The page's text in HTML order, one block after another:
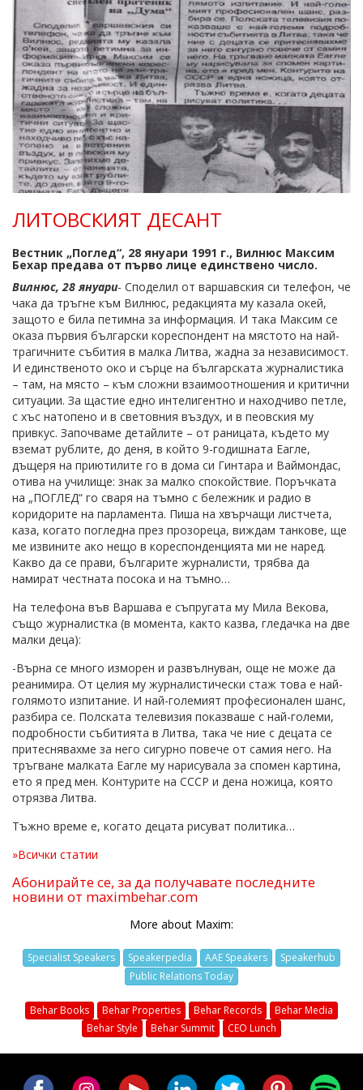
ЛИТОВСКИЯТ ДЕСАНТ
Вестник „Поглед“, 28 януари 1991 г., Вилнюс Максим
Бехар предава от първо лице единствено число.
Вилнюс,28януари- Споделил от варшавския си телефон, че
чака да тръгне към Вилнюс, редакцията му казала окей,
защото е била петимна за информация. И така Максим се
оказа първия български кореспондент на мястото на най-
трагичните събития в малка Литва, жадна за независимост.
И единственото око и сърце на българската журналистика
– там, на място – към сложни взаимоотношения и критични
ситуации. За щастие едно интелигентно и находчиво петле,
с хъс натопено и в световния въздух, и в пеовския му
привкус. Започваме детайлите – от раницата, където му
вземат рублите, до деня, в който 9-годишната Еагле,
дъщеря на приютилите го в дома си Гинтара и Ваймондас,
отива на училище: знак за малко спокойствие. Поръчката
на „ПОГЛЕД“ го сваря на тъмно с бележник и радио в
коридорите на парламента. Пиша на хвърчащи листчета,
каза, когато погледна през прозореца, виждам танкове, ще
ме извините ако нещо в кореспонденцията ми не наред.
Какво да се прави, българите журналисти, трябва да
намират честната посока и на тъмно…
На телефона във Варшава е съпругата му Мила Векова,
също журналистка (в момента, както казва, гледачка на две
малки деца):
-Върна се много изморен и развълнуван, още не може да
реанимира. От целия му журналистически стаж това е най-
голямото изпитание. И най-големият професионален шанс,
разбира се. Полската телевизия показваше с най-големи,
подробности събитията в Литва, така че ние с децата се
притеснявахме за него сигурно повече от самия него. На
тръгване малката Еагле му нарисувала за спомен картина,
ето я пред мен. Контурите на СССР и дена ножица, която
отрязва Литва.
Тъжно време е, когато децата рисуват политика…
»Всички статии
Абонирайте се, за да получавате последните
новини от maximbehar.com
More about Maxim:
Specialist Speakers Speakerpedia AAE Speakers
Speakerhub
Public Relations Today
Behar Books Behar Properties Behar Records
Behar Media
Behar Style
Behar Summit CEO Lunch